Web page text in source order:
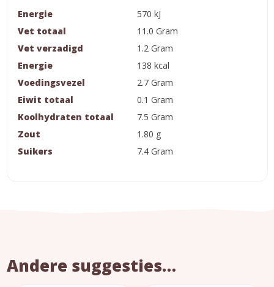
Energie
570 kJ
Vet totaal
11.0 Gram
Vet verzadigd
1.2 Gram
Energie
138 kcal
Voedingsvezel
2.7 Gram
Eiwit totaal
0.1 Gram
Koolhydraten totaal
7.5 Gram
Zout
1.80 g
Suikers
7.4 Gram
Andere suggesties…